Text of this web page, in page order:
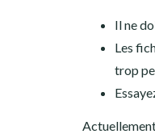
Il ne
Les
trop